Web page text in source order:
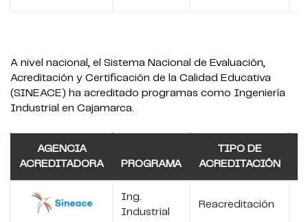
A nivel nacional, el Sistema Nacional de Evaluación,
Acreditación y Certificación de la Calidad Educativa
(SINEACE) ha acreditado programas como Ingeniería
Industrial en Cajamarca.
AGENCIA
ACREDITADORA
PROGRAMA
TIPO DE
ACREDITACIÓN
Ing.
Industrial
Reacreditación